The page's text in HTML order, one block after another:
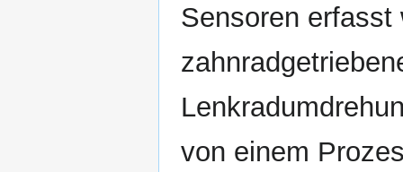
Sensoren erfasst
von einem